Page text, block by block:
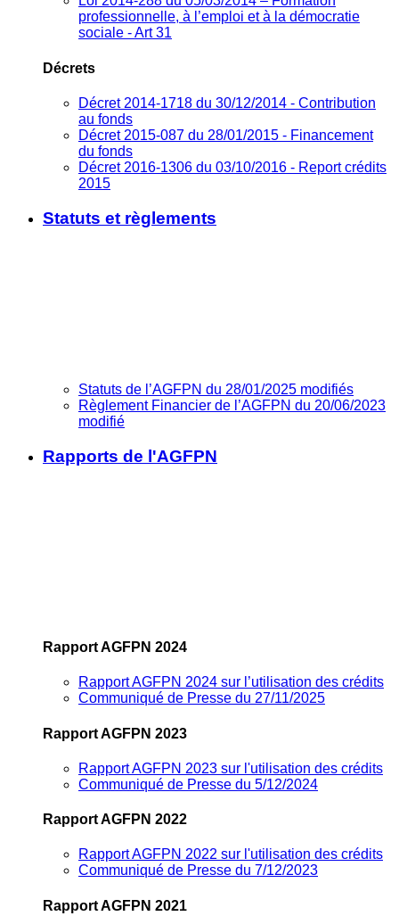
professionnelle, à l’emploi et à la démocratie
sociale - Art 31
Décrets
Décret 2014-1718 du 30/12/2014 - Contribution
au fonds
Décret 2015-087 du 28/01/2015 - Financement
du fonds
Décret 2016-1306 du 03/10/2016 - Report crédits
2015
Statuts et règlements
Statuts de l’AGFPN du 28/01/2025 modifiés
Règlement Financier de l’AGFPN du 20/06/2023
modifié
Rapports de l'AGFPN
Rapport AGFPN 2024
Rapport AGFPN 2024 sur l’utilisation des crédits
Communiqué de Presse du 27/11/2025
Rapport AGFPN 2023
Rapport AGFPN 2023 sur l'utilisation des crédits
Communiqué de Presse du 5/12/2024
Rapport AGFPN 2022
Rapport AGFPN 2022 sur l'utilisation des crédits
Communiqué de Presse du 7/12/2023
Rapport AGFPN 2021